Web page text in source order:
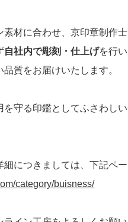
素材に合わせ、京印章制作
自社内で彫刻・仕上げを行
質をお届けいたします。
を守る印鑑としてふさわし
につきましては、下記ペ
category/buisness/